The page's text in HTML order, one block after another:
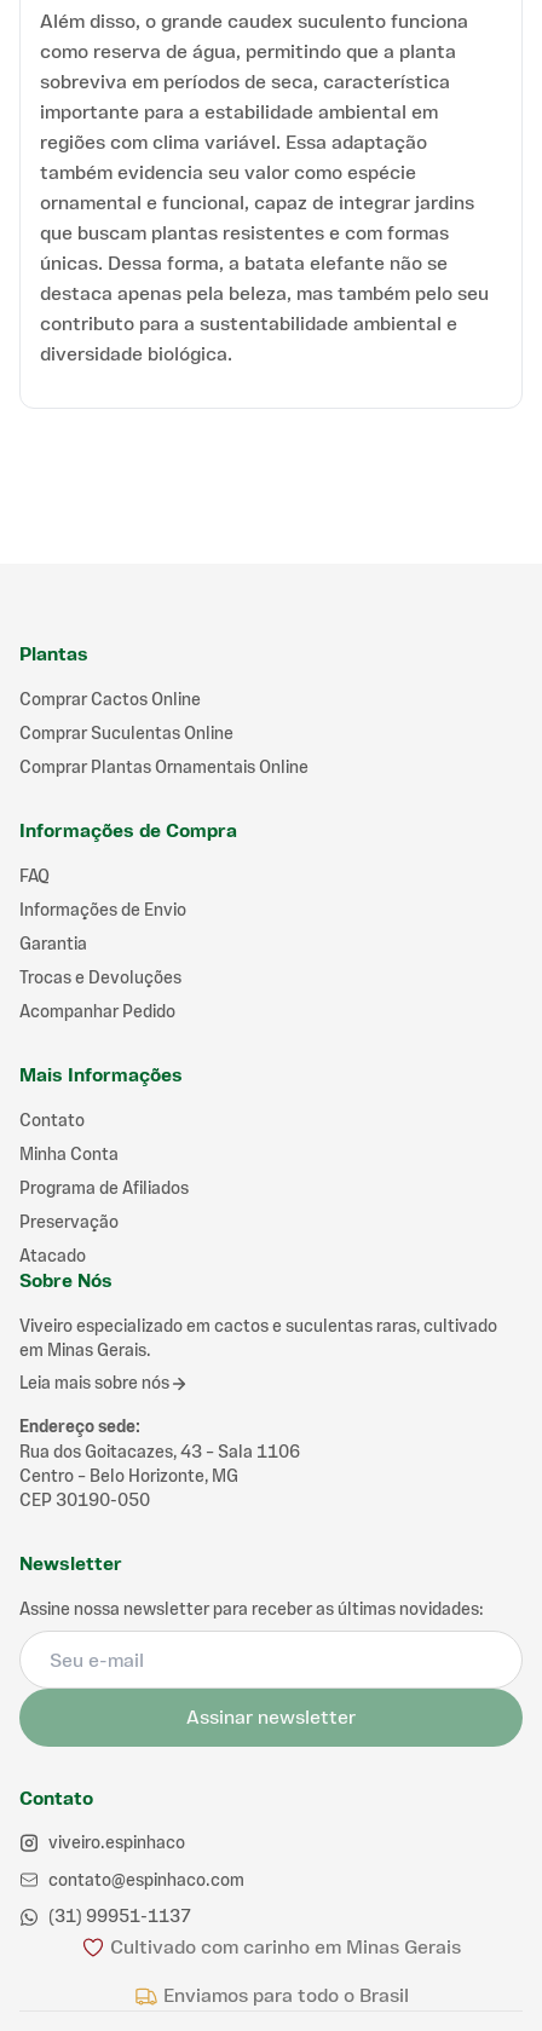
Além disso, o grande caudex suculento funciona
como reserva de água, permitindo que a planta
sobreviva em períodos de seca, característica
importante para a estabilidade ambiental em
regiões com clima variável. Essa adaptação
também evidencia seu valor como espécie
ornamental e funcional, capaz de integrar jardins
que buscam plantas resistentes e com formas
únicas. Dessa forma, a batata elefante não se
destaca apenas pela beleza, mas também pelo seu
contributo para a sustentabilidade ambiental e
diversidade biológica.
Plantas
Comprar Cactos Online
Comprar Suculentas Online
Comprar Plantas Ornamentais Online
Informações de Compra
FAQ
Informações de Envio
Garantia
Trocas e Devoluções
Acompanhar Pedido
Mais Informações
Contato
Minha Conta
Programa de Afiliados
Preservação
Atacado
Sobre Nós
Viveiro especializado em cactos e suculentas raras, cultivado
em Minas Gerais.
Leia mais sobre nós
Endereço sede:
Rua dos Goitacazes, 43 – Sala 1106
Centro – Belo Horizonte, MG
CEP 30190-050
Newsletter
Assine nossa newsletter para receber as últimas novidades:
Assinar newsletter
Contato
viveiro.espinhaco
contato@espinhaco.com
(31) 99951-1137
Cultivado com carinho em Minas Gerais
Enviamos para todo o Brasil